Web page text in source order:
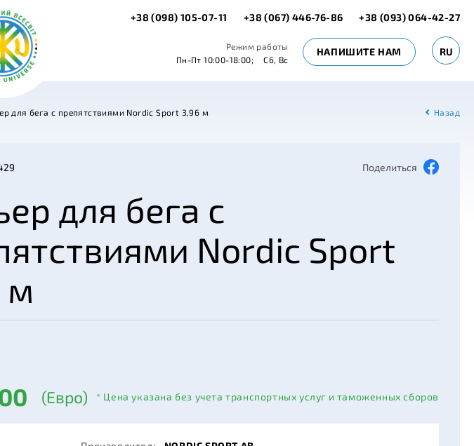
+38 (098) 105-07-11 +38 (067) 446-76-86 +38 (093) 064-42-27
Режим работы
Пн-Пт 10:00-18:00;
Сб, Вс
НАПИШИТЕ НАМ RU
для бега с препятствиями Nordic Sport 3,96 м Назад
Поделиться
для бега с
Nordic Sport
м
(Евро) * Цена указана без учета транспортных услуг и таможенных сборов